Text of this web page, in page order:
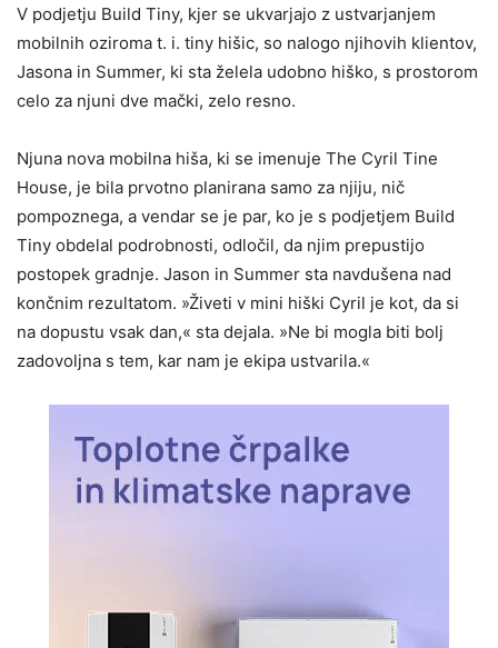
V podjetju Build Tiny, kjer se ukvarjajo z ustvarjanjem
mobilnih oziroma t. i. tiny hišic, so nalogo njihovih klientov,
Jasona in Summer, ki sta želela udobno hiško, s prostorom
celo za njuni dve mački, zelo resno.
Njuna nova mobilna hiša, ki se imenuje The Cyril Tine
House, je bila prvotno planirana samo za njiju, nič
pompoznega, a vendar se je par, ko je s podjetjem Build
Tiny obdelal podrobnosti, odločil, da njim prepustijo
postopek gradnje. Jason in Summer sta navdušena nad
končnim rezultatom. »Živeti v mini hiški Cyril je kot, da si
na dopustu vsak dan,« sta dejala. »Ne bi mogla biti bolj
zadovoljna s tem, kar nam je ekipa ustvarila.«